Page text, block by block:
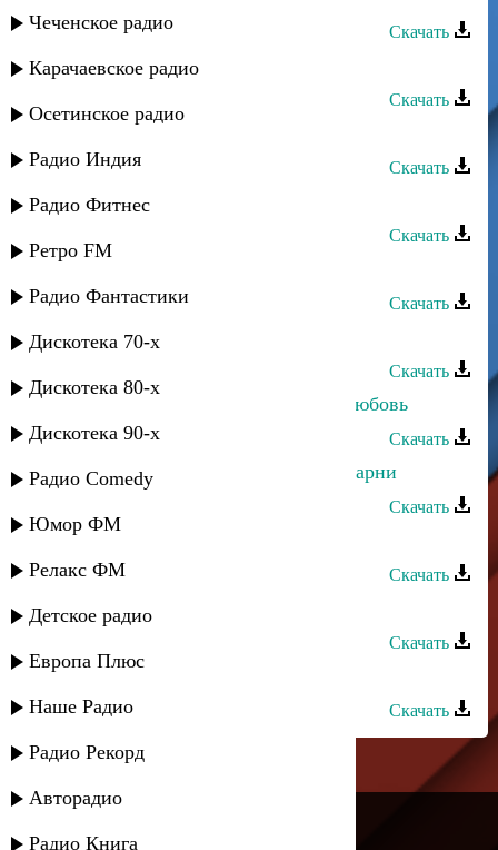
Чеченское радио
Карачаевское радио
Осетинское радио
Радио Индия
Радио Фитнес
Ретро FM
Радио Фантастики
Дискотека 70-х
Дискотека 80-х
Дискотека 90-х
Радио Comedy
Юмор ФМ
Релакс ФМ
Детское радио
Европа Плюс
Наше Радио
Радио Рекорд
Авторадио
Радио Книга
Скачать
Эмиль Гыстаров - Молодые
Скачать
Скачать
Эмиль Гыстаров - Эмен
Скачать
Эмиль Гыстаров - Профессионал
Скачать
Эмиль Гыстаров - Закатала
Скачать
Эмиль Гыстаров - Неповторимая любовь
Скачать
Эмиль Гыстаров - Габахчельские парни
Скачать
Эмиль Гыстаров - Воспоминание
Скачать
Эмиль Гыстаров - Эмэн
Скачать
Эмиль Гыстаров - Папа
Скачать
---